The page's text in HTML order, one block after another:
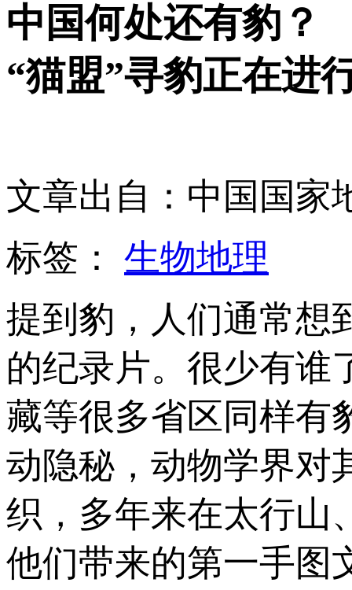
中国何处还有豹？
“猫盟”寻豹正在进
文章出自：中国国家
标签： 生物地理
提到豹，人们通常想
的纪录片。很少有谁
藏等很多省区同样有
动隐秘，动物学界对
织，多年来在太行山
他们带来的第一手图